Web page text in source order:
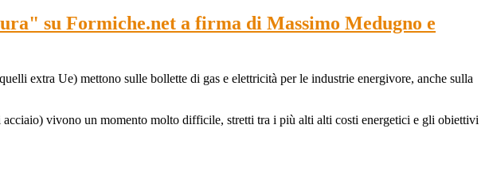
su Formiche.net a firma di Massimo Medugno e
extra Ue) mettono sulle bollette di gas e elettricità per le industrie energivore, anche sulla
vivono un momento molto difficile, stretti tra i più alti alti costi energetici e gli obiettivi